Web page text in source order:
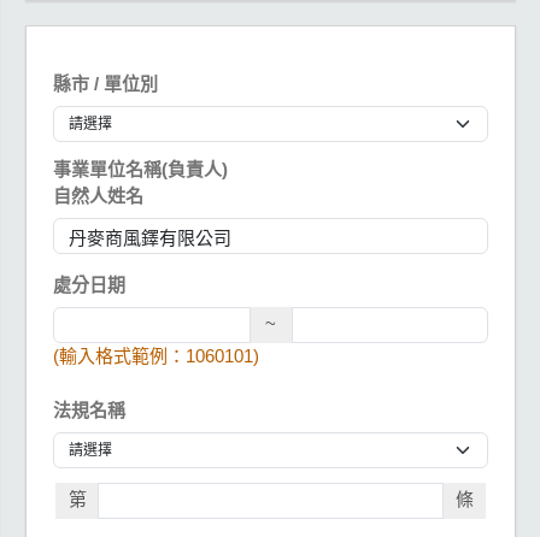
縣市 / 單位別
事業單位名稱(負責人)
自然人姓名
處分日期
~
(輸入格式範例：1060101)
法規名稱
第 條